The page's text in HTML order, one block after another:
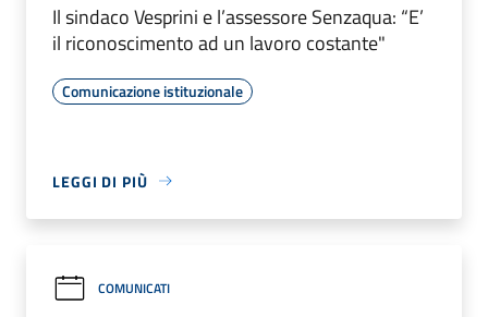
Il sindaco Vesprini e l’assessore Senzaqua: “E’
il riconoscimento ad un lavoro costante"
Comunicazione istituzionale
LEGGI DI PIÙ
COMUNICATI